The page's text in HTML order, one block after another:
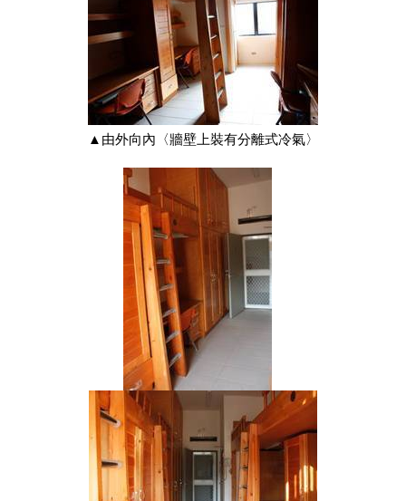
▲由外向內〈牆壁上裝有分離式冷氣〉